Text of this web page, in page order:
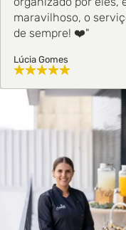
maravilhoso, o
de sempre! ❤️"
Lúcia Gomes